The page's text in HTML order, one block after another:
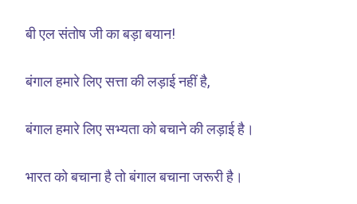
बी एल संतोष जी का बड़ा बयान!
बंगाल हमारे लिए सत्ता की लड़ाई नहीं है,
बंगाल हमारे लिए सभ्यता को बचाने की लड़ाई है।
भारत को बचाना है तो बंगाल बचाना जरूरी है।